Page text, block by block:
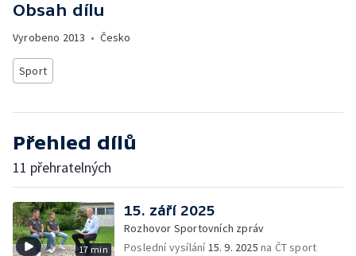
Obsah dílu
Vyrobeno 2013 • Česko
Sport
Přehled dílů
11 přehratelných
17 min
15. září 2025
Rozhovor Sportovních zpráv
Poslední vysílání15. 9. 2025 na ČT sport